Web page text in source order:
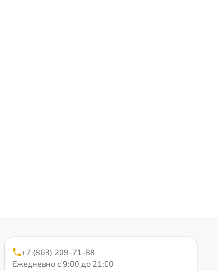
+7 (863) 209-71-88
Ежедневно с 9:00 до 21:00